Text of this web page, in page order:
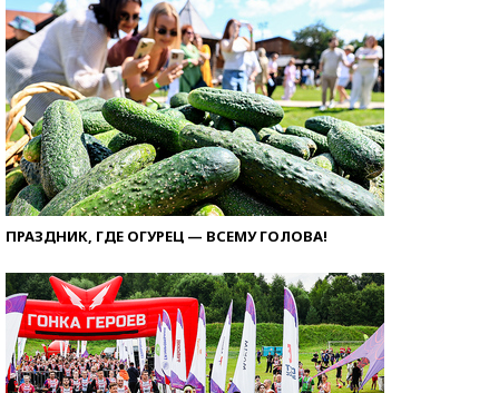
ПРАЗДНИК, ГДЕ ОГУРЕЦ — ВСЕМУ ГОЛОВА!